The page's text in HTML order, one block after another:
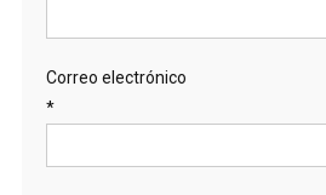
Correo electrónico
*